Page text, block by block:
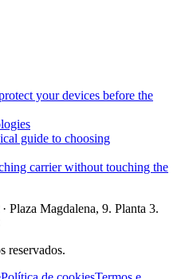
your devices before the
guide to choosing
carrier without touching the
Plaza Magdalena, 9. Planta 3.
reservados.